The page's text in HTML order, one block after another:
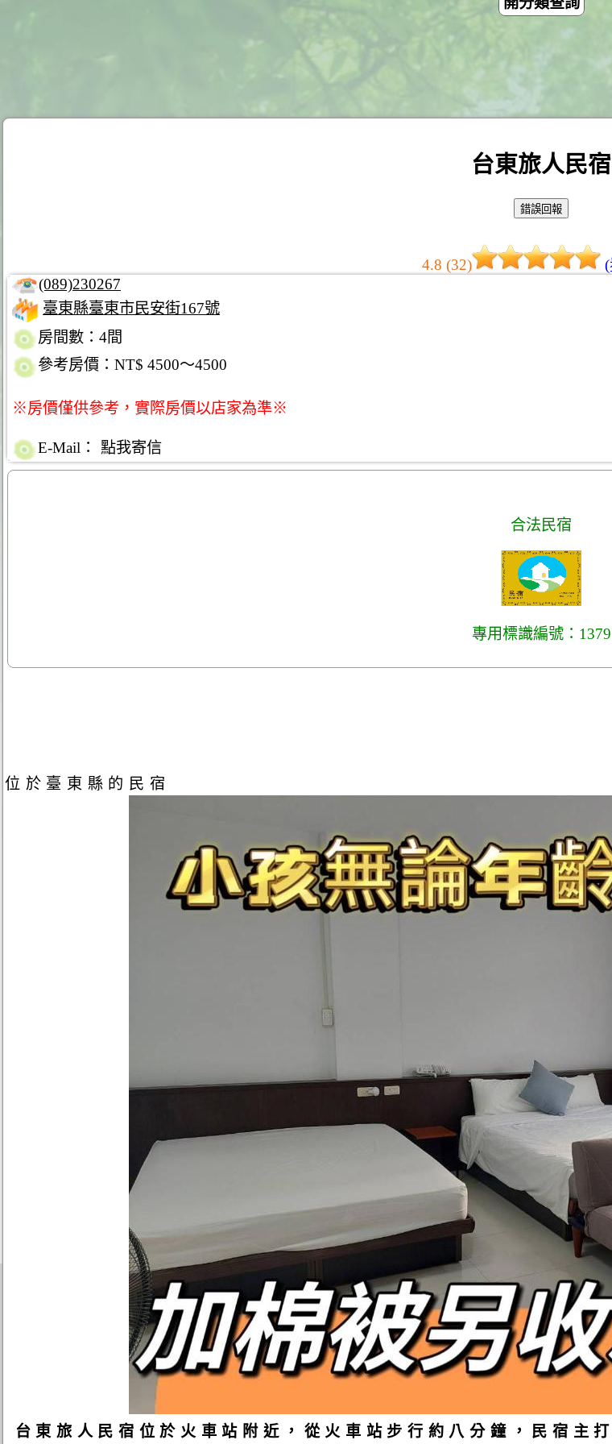
台東旅人民宿
4.8 (32)
(089)230267
臺東縣臺東市民安街167號
房間數：4間
參考房價：NT$ 4500～4500
※房價僅供參考，實際房價以店家為準※
E-Mail： 點我寄信
合法民宿
專用標識編號：1379
位於臺東縣的民宿
台東旅人民宿位於火車站附近，從火車站步行約八分鐘，民宿主